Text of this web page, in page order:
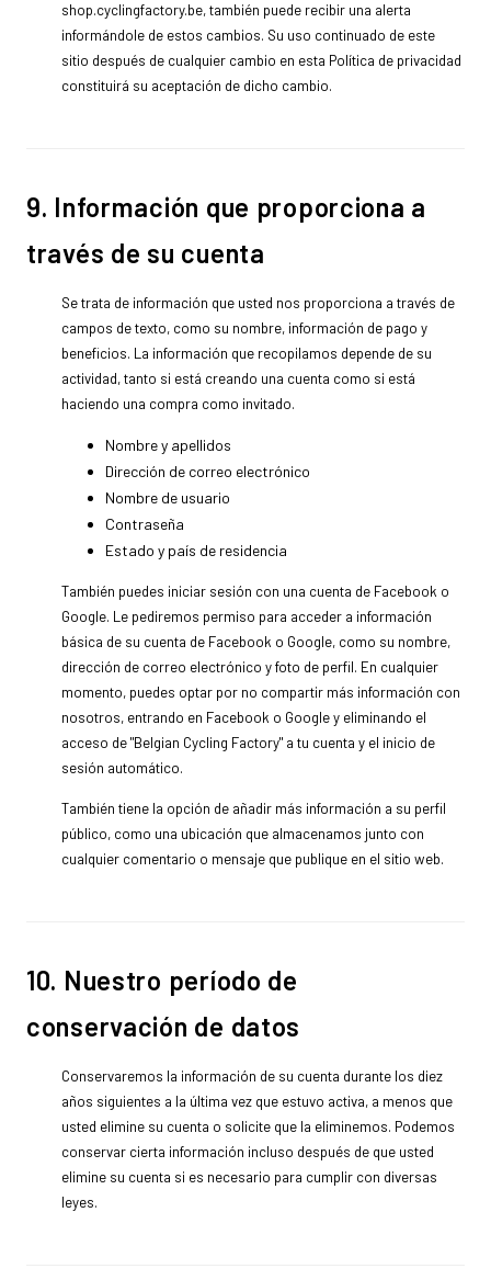
shop.cyclingfactory.be, también puede recibir una alerta
informándole de estos cambios. Su uso continuado de este
sitio después de cualquier cambio en esta Política de privacidad
constituirá su aceptación de dicho cambio.
9. Información que proporciona a
través de su cuenta
Se trata de información que usted nos proporciona a través de
campos de texto, como su nombre, información de pago y
beneficios. La información que recopilamos depende de su
actividad, tanto si está creando una cuenta como si está
haciendo una compra como invitado.
Nombre y apellidos
Dirección de correo electrónico
Nombre de usuario
Contraseña
Estado y país de residencia
También puedes iniciar sesión con una cuenta de Facebook o
Google. Le pediremos permiso para acceder a información
básica de su cuenta de Facebook o Google, como su nombre,
dirección de correo electrónico y foto de perfil. En cualquier
momento, puedes optar por no compartir más información con
nosotros, entrando en Facebook o Google y eliminando el
acceso de "Belgian Cycling Factory" a tu cuenta y el inicio de
sesión automático.
También tiene la opción de añadir más información a su perfil
público, como una ubicación que almacenamos junto con
cualquier comentario o mensaje que publique en el sitio web.
10. Nuestro período de
conservación de datos
Conservaremos la información de su cuenta durante los diez
años siguientes a la última vez que estuvo activa, a menos que
usted elimine su cuenta o solicite que la eliminemos. Podemos
conservar cierta información incluso después de que usted
elimine su cuenta si es necesario para cumplir con diversas
leyes.